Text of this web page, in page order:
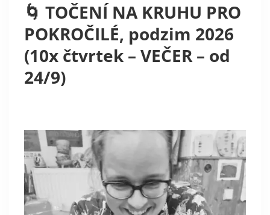
🌀 TOČENÍ NA KRUHU PRO
POKROČILÉ, podzim 2026
(10x čtvrtek – VEČER – od
24/9)